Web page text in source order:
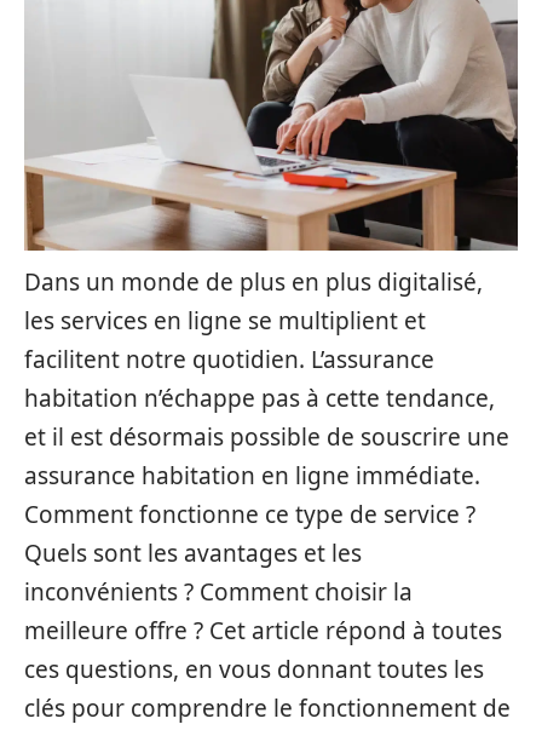
Dans un monde de plus en plus digitalisé,
les services en ligne se multiplient et
facilitent notre quotidien. L’assurance
habitation n’échappe pas à cette tendance,
et il est désormais possible de souscrire une
assurance habitation en ligne immédiate.
Comment fonctionne ce type de service ?
Quels sont les avantages et les
inconvénients ? Comment choisir la
meilleure offre ? Cet article répond à toutes
ces questions, en vous donnant toutes les
clés pour comprendre le fonctionnement de